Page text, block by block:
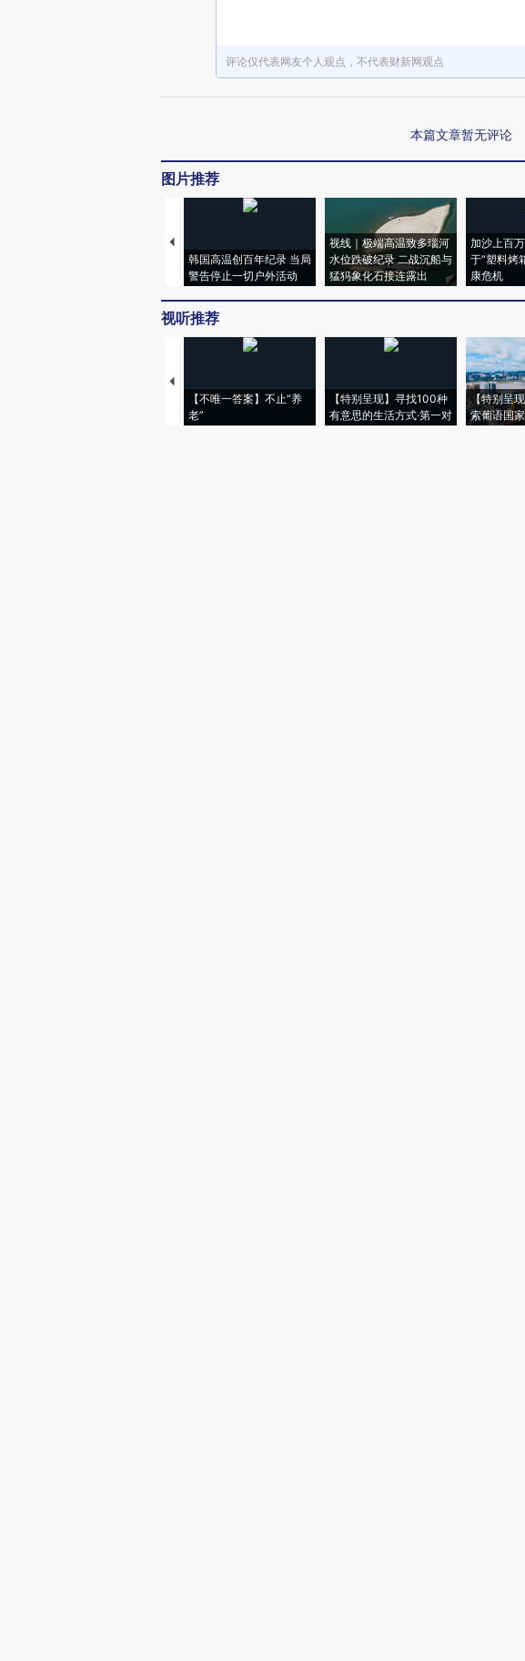
评论仅代表网友个人观点，不代表财新网观点
本篇文章暂无评论
图片推荐
韩国高温创百年纪录 当局
警告停止一切户外活动
视线｜极端高温致多瑙河
水位跌破纪录 二战沉船与
猛犸象化石接连露出
加沙上百
于“塑料烤
康危机
视听推荐
【不唯一答案】不止“养
老”
【特别呈现】寻找100种
有意思的生活方式·第一对
【特别呈
索葡语国